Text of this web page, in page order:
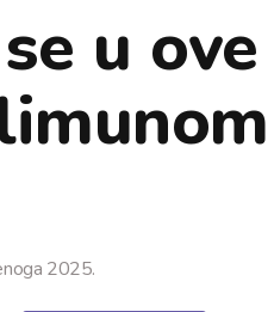
u ove
2025.